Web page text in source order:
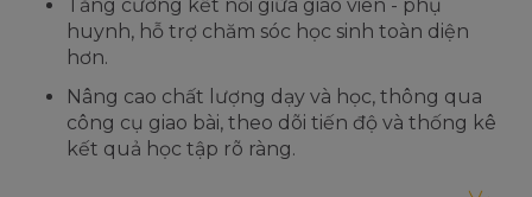
Tăng cường kết nối giữa giáo viên - phụ
huynh, hỗ trợ chăm sóc học sinh toàn diện
hơn.
Nâng cao chất lượng dạy và học, thông qua
công cụ giao bài, theo dõi tiến độ và thống kê
kết quả học tập rõ ràng.